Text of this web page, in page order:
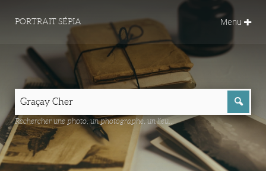
PORTRAIT SÉPIA Menu
Rechercher une photo, un photographe, un lieu...